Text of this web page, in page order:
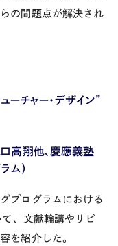
の問題点が解決され
ーチャー・デザイン”
口高翔他、慶應義塾
ム）
プログラムにおける
て、文献輪講やリビ
を紹介した。